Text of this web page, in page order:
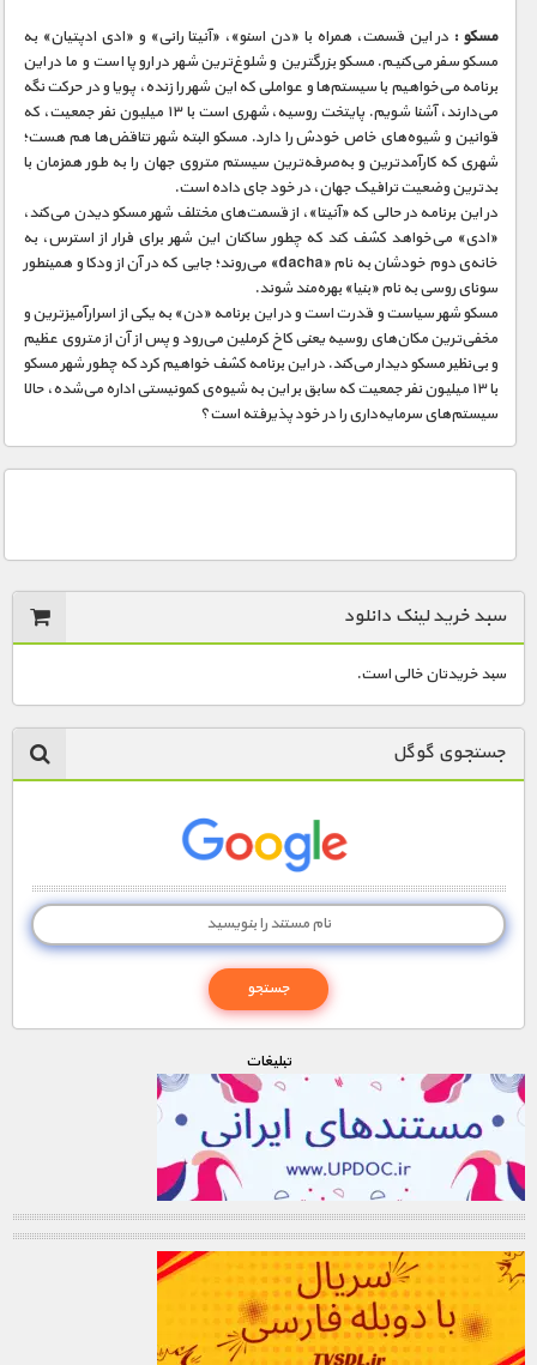
مسکو : در این قسمت، همراه با «دن اسنو»، «آنیتا رانی» و «ادی ادپتیان» به
مسکو سفر می‌کنیم. مسکو بزرگترین و شلوغ‌ترین شهر در اروپا است و ما در این
برنامه می‌خواهیم با سیستم‌ها و عواملی که این شهر را زنده، پویا و در حرکت نگه
می‌دارند، آشنا شویم. پایتخت روسیه، شهری است با ۱۳ میلیون نفر جمعیت، که
قوانین و شیوه‌های خاص خودش را دارد. مسکو البته شهر تناقض‌ها هم هست؛
شهری که کارآمدترین و به‌صرفه‌ترین سیستم متروی جهان را به طور همزمان با
بدترین وضعیت ترافیک جهان، در خود جای داده است.
در این برنامه در حالی که «آنیتا»، از قسمت‌های مختلف شهر مسکو دیدن می‌کند،
«ادی» می‌خواهد کشف کند که چطور ساکنان این شهر برای فرار از استرس، به
خانه‌ی دوم خودشان به نام «dacha» می‌روند؛ جایی که در آن از ودکا و همینطور
سونای روسی به نام «بنیا» بهره‌مند شوند.
مسکو شهر سیاست و قدرت است و در این برنامه «دن» به یکی از اسرارآمیزترین و
مخفی‌ترین مکان‌های روسیه یعنی کاخ کرملین می‌رود و پس از آن از متروی عظیم
و بی‌نظیر مسکو دیدار می‌کند. در این برنامه کشف خواهیم کرد که چطور شهر مسکو
با ۱۳ میلیون نفر جمعیت که سابق بر این به شیوه‌ی کمونیستی اداره می‌شده، حالا
سیستم‌های سرمایه‌داری را در خود پذیرفته است؟
سبد خرید لینک دانلود
سبد خریدتان خالی است.
جستجوی گوگل
تبليغات